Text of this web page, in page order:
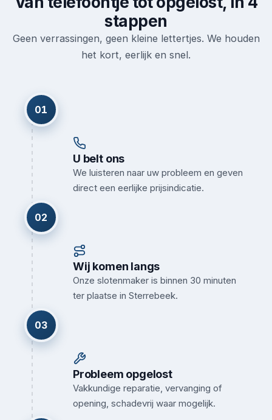
stappen
Geen verrassingen, geen kleine lettertjes. We houden
het kort, eerlijk en snel.
01
U belt ons
We luisteren naar uw probleem en geven
direct een eerlijke prijsindicatie.
02
Wij komen langs
Onze slotenmaker is binnen 30 minuten
ter plaatse in Sterrebeek.
03
Probleem opgelost
Vakkundige reparatie, vervanging of
opening, schadevrij waar mogelijk.